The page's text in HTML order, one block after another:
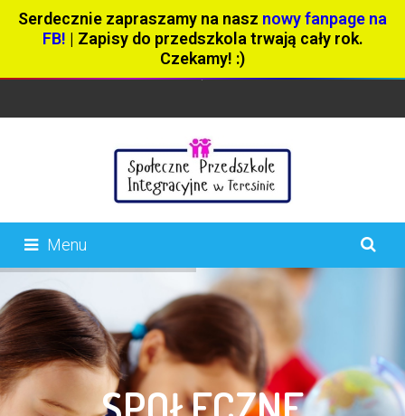
Serdecznie zapraszamy na nasz nowy fanpage na
FB! | Zapisy do przedszkola trwają cały rok.
Czekamy! :)
Menu